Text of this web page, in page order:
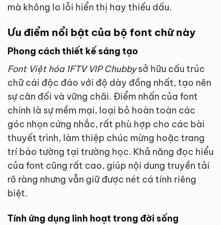
mà không lo lỗi hiển thị hay thiếu dấu.
Ưu điểm nổi bật của bộ font chữ này
Phong cách thiết kế sáng tạo
Font Việt hóa 1FTV VIP Chubbysở hữu cấu trúc
chữ cái độc đáo với độ dày đồng nhất, tạo nên
sự cân đối và vững chãi. Điểm nhấn của font
chính là sự mềm mại, loại bỏ hoàn toàn các
góc nhọn cứng nhắc, rất phù hợp cho các bài
thuyết trình, làm thiệp chúc mừng hoặc trang
trí báo tường tại trường học. Khả năng đọc hiểu
của font cũng rất cao, giúp nội dung truyền tải
rõ ràng nhưng vẫn giữ được nét cá tính riêng
biệt.
Tính ứng dụng linh hoạt trong đời sống